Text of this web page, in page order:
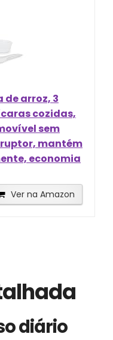
de arroz, 3
cozidas,
sem
mantém
economia
Ver na Amazon
diário